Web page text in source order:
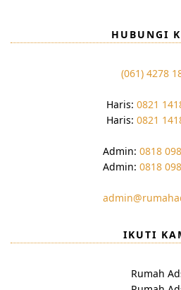
HUBUNGI
(061) 4278
Haris: 0821
Haris: 0821
Admin: 0818
Admin: 0818
IKUTI
Rumah